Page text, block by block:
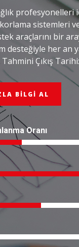
profesyonelleri
sistemleri
araçlarını bir
desteğiyle her an
Tahmini Çıkış
BILGI AL
Oranı